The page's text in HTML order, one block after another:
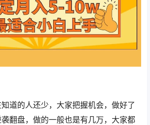
道的人还少，大家把握机会，做好了
翻盘，做的一般也是有几万，大家都